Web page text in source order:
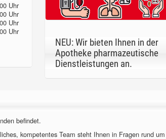
Uhr
Uhr
Uhr
Uhr
NEU: Wir bieten Ihnen in der
Apotheke pharmazeutische
Dienstleistungen an.
befindet.
kompetentes Team steht Ihnen in Fragen rund um